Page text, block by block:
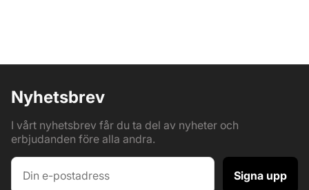
Nyhetsbrev
I vårt nyhetsbrev får du ta del av nyheter och
erbjudanden före alla andra.
Signa upp